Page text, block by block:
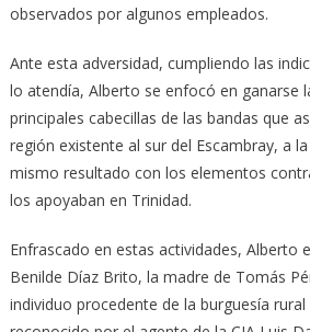
observados por algunos empleados.
Ante esta adversidad, cumpliendo las
lo atendía, Alberto se enfocó en ganarse
principales cabecillas de las bandas que
región existente al sur del Escambray, a
mismo resultado con los elementos
los apoyaban en Trinidad.
Enfrascado en estas actividades, Alberto
Benilde Díaz Brito, la madre de Tomás
individuo procedente de la burguesía